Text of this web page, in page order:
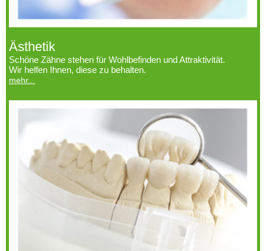
Ästhetik
Schöne Zähne stehen für Wohlbefinden und Attraktivität.
Wir helfen Ihnen, diese zu behalten.
mehr...